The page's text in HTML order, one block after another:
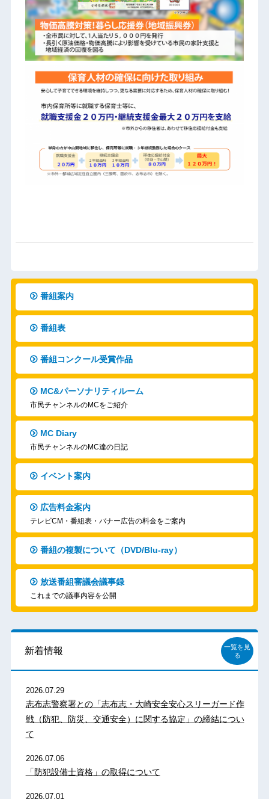
番組案内
番組表
番組コンクール受賞作品
MC&パーソナリティルーム
市民チャンネルのMCをご紹介
MC Diary
市民チャンネルのMC達の日記
イベント案内
広告料金案内
テレビCM・番組表・バナー広告の料金をご案内
番組の複製について（DVD/Blu-ray）
放送番組審議会議事録
これまでの議事内容を公開
新着情報
一覧を見
る
2026.07.29
志布志警察署との「志布志・大崎安全安心スリーガード作
戦（防犯、防災、交通安全）に関する協定」の締結につい
て
2026.07.06
「防犯設備士資格」の取得について
2026.07.01